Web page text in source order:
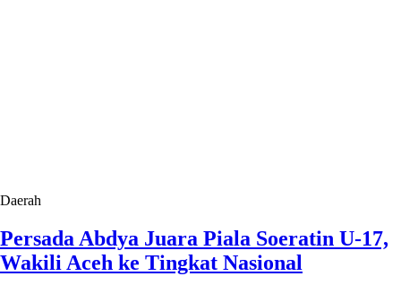
Daerah
Persada Abdya Juara Piala Soeratin U-17,
Wakili Aceh ke Tingkat Nasional